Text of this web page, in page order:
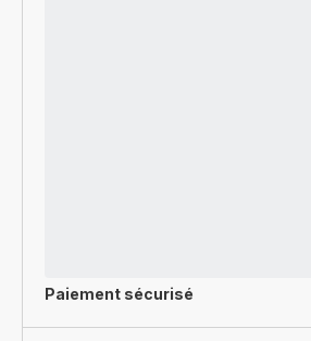
Paiement sécurisé